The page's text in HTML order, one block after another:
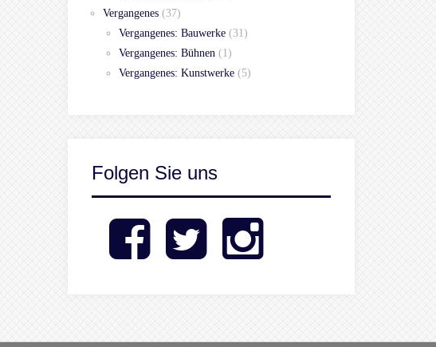
Vergangenes (37)
Vergangenes: Bauwerke (31)
Vergangenes: Bühnen (1)
Vergangenes: Kunstwerke (5)
Folgen Sie uns
Facebook Twitter Instagram